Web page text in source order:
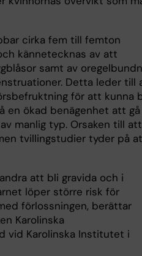
cirka fem till femton
kännetecknas av att
samt av
Detta leder till
för att kunna
en ökad benägenhet att gå
manlig typ. Orsaken till att
tvillingstudier tyder på
att bli gravida och i
löper större risk för
förlossningen, berättar
Karolinska
vid Karolinska Institutet i